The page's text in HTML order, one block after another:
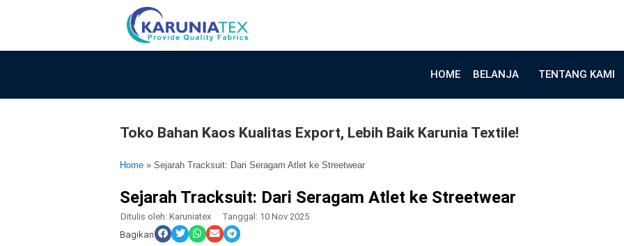
HOME BELANJA TENTANG KAMI
Toko Bahan Kaos Kualitas Export, Lebih Baik Karunia Textile!
Home » Sejarah Tracksuit: Dari Seragam Atlet ke Streetwear
Sejarah Tracksuit: Dari Seragam Atlet ke Streetwear
Ditulis oleh: Karuniatex Tanggal: 10 Nov 2025
Bagikan